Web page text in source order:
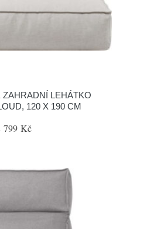
ZAHRADNÍ LEHÁTKO
120 X 190 CM
799 Kč